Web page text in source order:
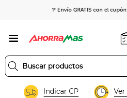
1º Envío GRATIS con el
Indicar CP